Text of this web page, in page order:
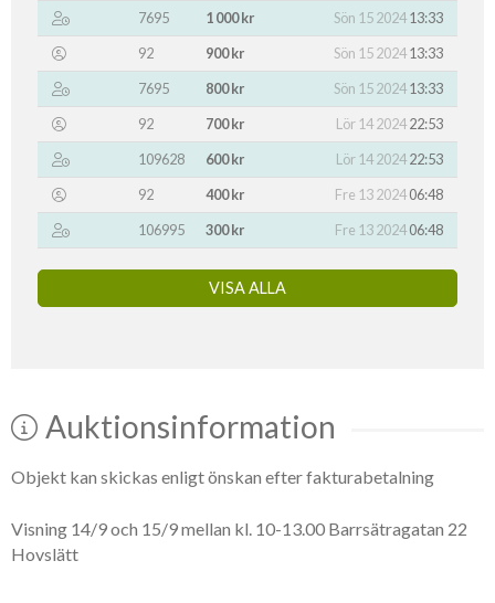
7695
1 000 kr Sön 15 202413:33
92
900 kr Sön 15 202413:33
7695
800 kr Sön 15 202413:33
92
700 kr Lör 14 202422:53
109628
600 kr Lör 14 202422:53
92
400 kr Fre 13 202406:48
106995
300 kr Fre 13 202406:48
VISA ALLA
Auktionsinformation
Objekt kan skickas enligt önskan efter fakturabetalning
Visning 14/9 och 15/9 mellan kl. 10-13.00 Barrsätragatan 22
Hovslätt